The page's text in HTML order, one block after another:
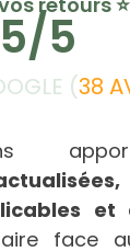
(38
5/5
et
face